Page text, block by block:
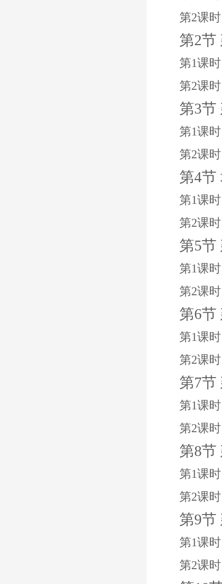
第2课
第2
第1课
第2课
第3
第1课
第2课
第4节
第1课
第2课
第5
第1课
第2课
第6
第1课
第2课
第7
第1课
第2课
第8
第1课
第2课
第9
第1课
第2课